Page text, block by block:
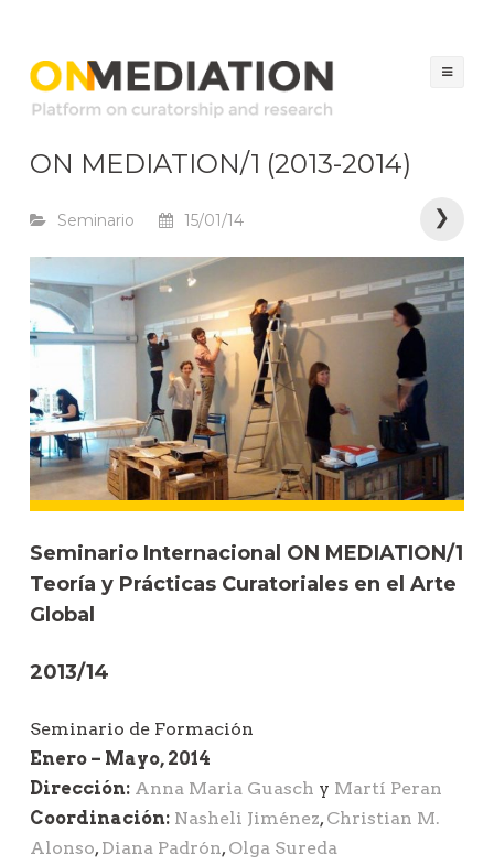
ON MEDIATION/1 (2013-2014)
Seminario 15/01/14
ó
n
e
e
s
❯
Seminario Internacional ON MEDIATION/1
Teoría y Prácticas Curatoriales en el Arte
Global
2013/14
Seminario de Formación
Enero – Mayo, 2014
Dirección: Anna Maria Guasch y Martí Peran
Coordinación: Nasheli Jiménez, Christian M.
Alonso, Diana Padrón, Olga Sureda